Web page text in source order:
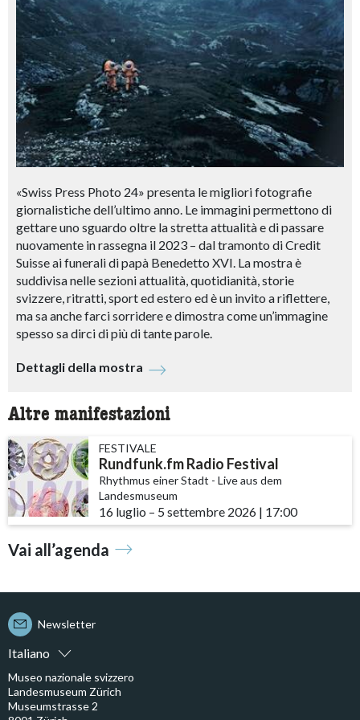
«Swiss Press Photo 24» presenta le migliori fotografie
giornalistiche dell’ultimo anno. Le immagini permettono di
gettare uno sguardo oltre la stretta attualità e di passare
nuovamente in rassegna il 2023 – dal tramonto di Credit
Suisse ai funerali di papà Benedetto XVI. La mostra è
suddivisa nelle sezioni attualità, quotidianità, storie
svizzere, ritratti, sport ed estero ed è un invito a riflettere,
ma sa anche farci sorridere e dimostra come un’immagine
spesso sa dirci di più di tante parole.
Dettagli della mostra
Altre manifestazioni
FESTIVALE
Rundfunk.fm Radio Festival
Rhythmus einer Stadt - Live aus dem
Landesmuseum
16 luglio accessibility.time_to
– 5 settembre 2026 | 17:00
Vai all’agenda
Italiano
Newsletter
Museo nazionale svizzero
Landesmuseum Zürich
Museumstrasse 2